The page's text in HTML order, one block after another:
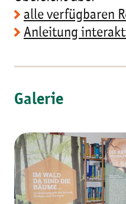
alle verfügbaren
Anleitung
Galerie